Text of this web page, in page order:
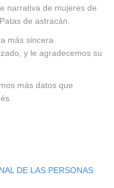
narrativa de mujeres de
de astracán.
más sincera
y le agradecemos su
más datos que
DE LAS PERSONAS